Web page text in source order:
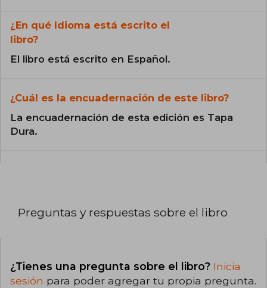
¿En qué Idioma está escrito el
libro?
El libro está escrito en Español.
¿Cuál es la encuadernación de este libro?
La encuadernación de esta edición es Tapa
Dura.
Preguntas y respuestas sobre el libro
¿Tienes una pregunta sobre el libro? Inicia
sesión para poder agregar tu propia pregunta.